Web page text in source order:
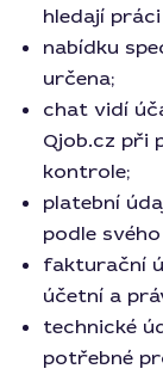
hledají
nabídku
určena;
chat vidí
Qjob.cz při
kontrole;
platební
podle
fakturační
účetní a
technické
potřebné